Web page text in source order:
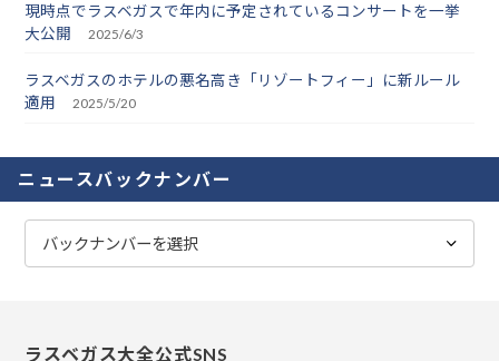
現時点でラスベガスで年内に予定されているコンサートを一挙
大公開
2025/6/3
ラスベガスのホテルの悪名高き「リゾートフィー」に新ルール
適用
2025/5/20
ニュースバックナンバー
ラスベガス大全公式SNS